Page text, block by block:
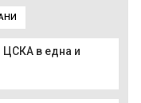
ЦСКА в една и